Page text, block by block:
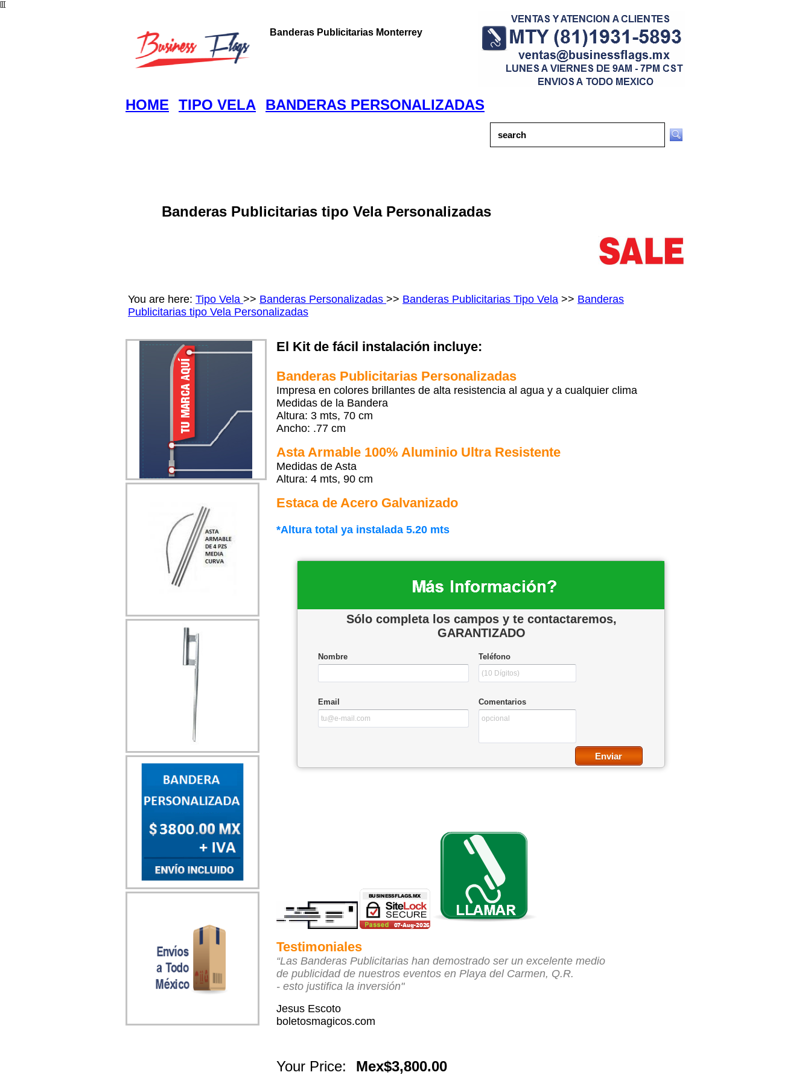
[[[
Banderas Publicitarias Monterrey
HOME TIPO VELA BANDERAS PERSONALIZADAS
Banderas Publicitarias tipo Vela Personalizadas
You are here: Tipo Vela >> Banderas Personalizadas >> Banderas Publicitarias Tipo Vela >> Banderas
Publicitarias tipo Vela Personalizadas
El Kit de fácil instalación incluye:
Banderas Publicitarias Personalizadas
Impresa en colores brillantes de alta resistencia al agua y a cualquier clima
Medidas de la Bandera
Altura: 3 mts, 70 cm
Ancho: .77 cm
Asta Armable 100% Aluminio Ultra Resistente
Medidas de Asta
Altura: 4 mts, 90 cm
Estaca de Acero Galvanizado
*Altura total ya instalada 5.20 mts
Testimoniales
“Las Banderas Publicitarias han demostrado ser un excelente medio
de publicidad de nuestros eventos en Playa del Carmen, Q.R.
- esto justifica la inversión"
Jesus Escoto
boletosmagicos.com
Your Price: Mex$3,800.00